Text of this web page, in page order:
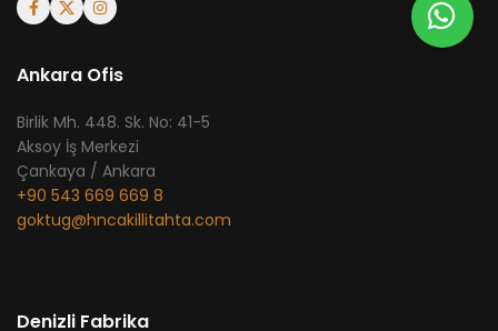
Ankara Ofis
​Birlik Mh. 448. Sk. No: 41-5
Aksoy İş Merkezi
Çankaya / Ankara
+90 543 669 669 8
goktug@hncakillitahta.com
Denizli Fabrika